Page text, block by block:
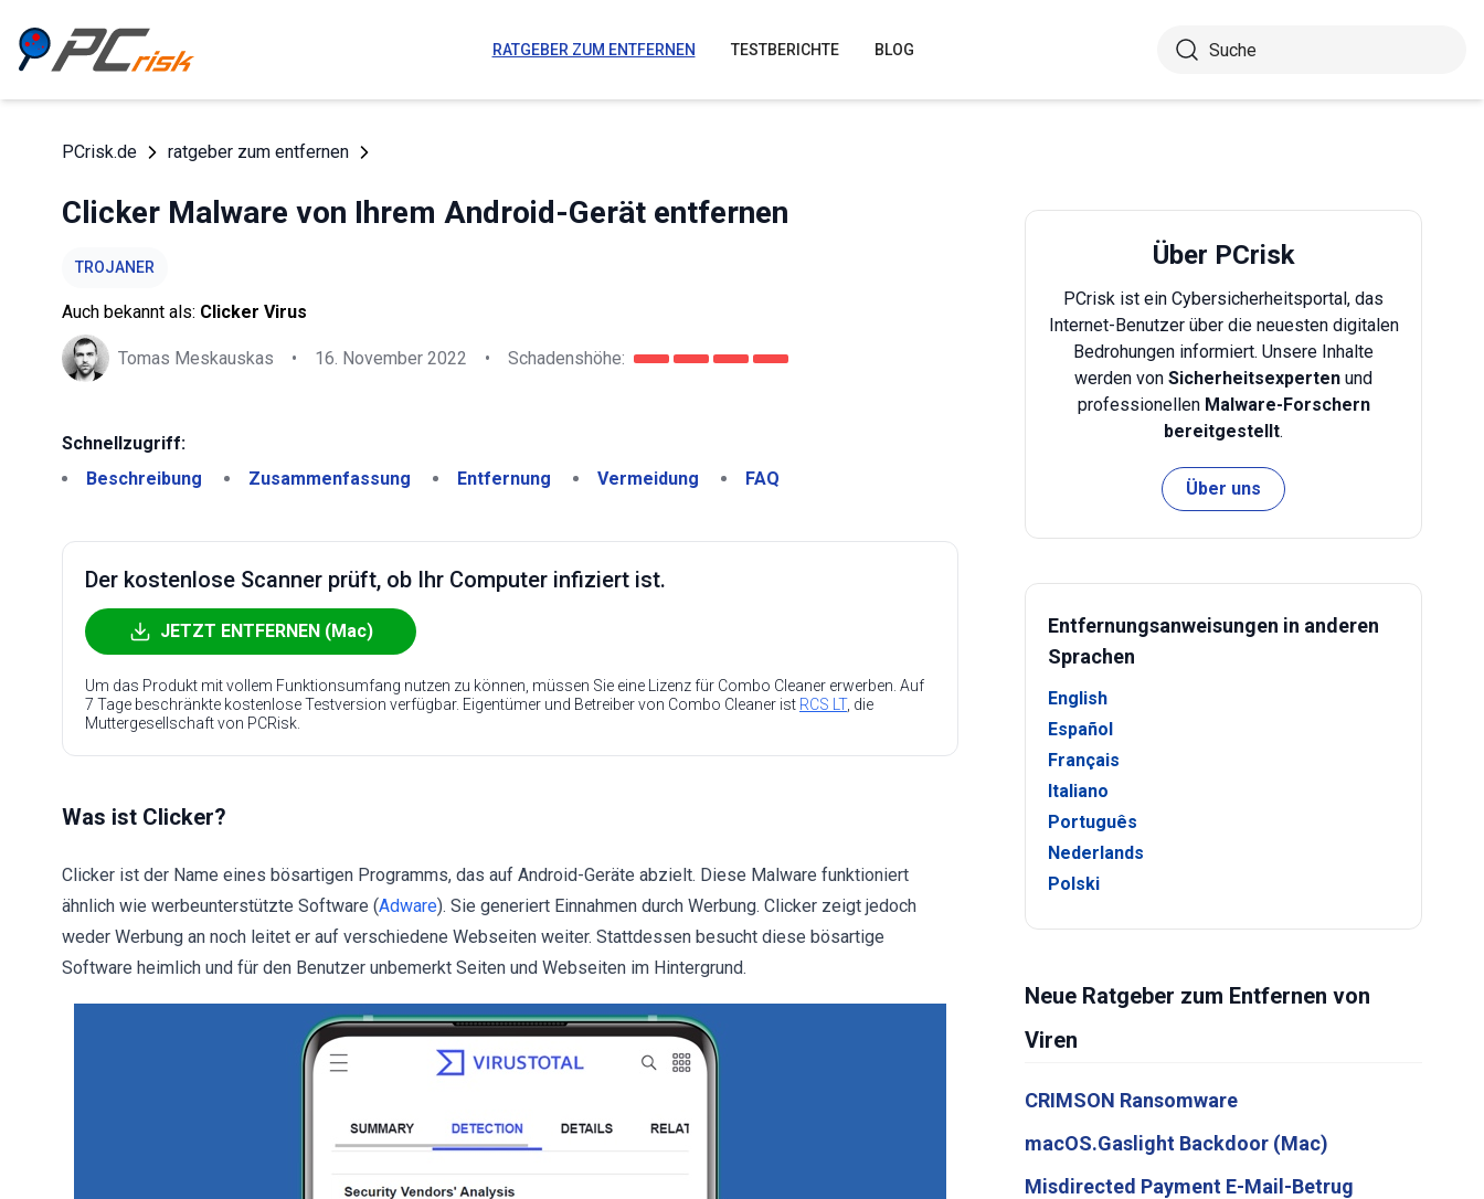
RATGEBER ZUM ENTFERNEN TESTBERICHTE BLOG
PCrisk.de ratgeber zum entfernen
Clicker Malware von Ihrem Android-Gerät entfernen
TROJANER
Auch bekannt als: Clicker Virus
Tomas Meskauskas • 16. November 2022 • Schadenshöhe:
Schnellzugriff:
Beschreibung
Zusammenfassung Entfernung Vermeidung FAQ
Der kostenlose Scanner prüft, ob Ihr Computer infiziert ist.
JETZT ENTFERNEN (Mac)
Um das Produkt mit vollem Funktionsumfang nutzen zu können, müssen Sie eine Lizenz für Combo Cleaner erwerben. Auf
7 Tage beschränkte kostenlose Testversion verfügbar. Eigentümer und Betreiber von Combo Cleaner ist RCS LT, die
Muttergesellschaft von PCRisk.
Was ist Clicker?
Clicker ist der Name eines bösartigen Programms, das auf Android-Geräte abzielt. Diese Malware funktioniert
ähnlich wie werbeunterstützte Software (Adware). Sie generiert Einnahmen durch Werbung. Clicker zeigt jedoch
weder Werbung an noch leitet er auf verschiedene Webseiten weiter. Stattdessen besucht diese bösartige
Software heimlich und für den Benutzer unbemerkt Seiten und Webseiten im Hintergrund.
Über PCrisk
PCrisk ist ein Cybersicherheitsportal, das
Internet-Benutzer über die neuesten digitalen
Bedrohungen informiert. Unsere Inhalte
werden von Sicherheitsexperten und
professionellen Malware-Forschern
bereitgestellt.
Über uns
Entfernungsanweisungen in anderen
Sprachen
English
Español
Français
Italiano
Português
Nederlands
Polski
Neue Ratgeber zum Entfernen von
Viren
CRIMSON Ransomware
macOS.Gaslight Backdoor (Mac)
Misdirected Payment E-Mail-Betrug